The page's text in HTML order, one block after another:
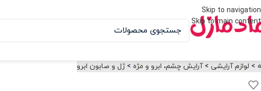
Skip to navigation
Skip to main content
> لوازم آرایشی >آرایش چشم، ابرو و مژه >ژل و صابون ابرو